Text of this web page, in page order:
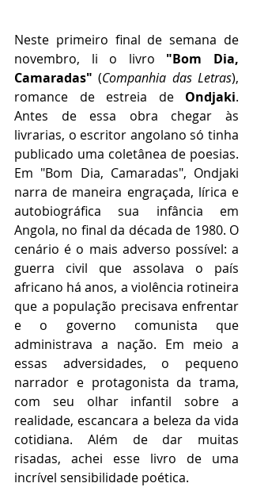
Neste primeiro final de semana de
novembro, li o livro "Bom Dia,
Camaradas" (Companhia das Letras),
romance de estreia de Ondjaki.
Antes de essa obra chegar às
livrarias, o escritor angolano só tinha
publicado uma coletânea de poesias.
Em "Bom Dia, Camaradas", Ondjaki
narra de maneira engraçada, lírica e
autobiográfica sua infância em
Angola, no final da década de 1980. O
cenário é o mais adverso possível: a
guerra civil que assolava o país
africano há anos, a violência rotineira
que a população precisava enfrentar
e o governo comunista que
administrava a nação. Em meio a
essas adversidades, o pequeno
narrador e protagonista da trama,
com seu olhar infantil sobre a
realidade, escancara a beleza da vida
cotidiana. Além de dar muitas
risadas, achei esse livro de uma
incrível sensibilidade poética.